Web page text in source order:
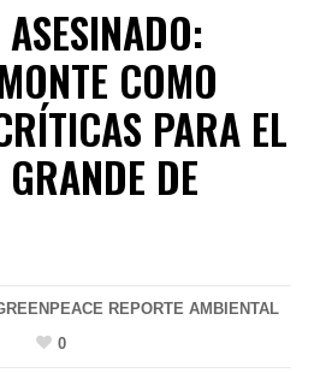
COMO
PARA EL
DE
REPORTE AMBIENTAL
0